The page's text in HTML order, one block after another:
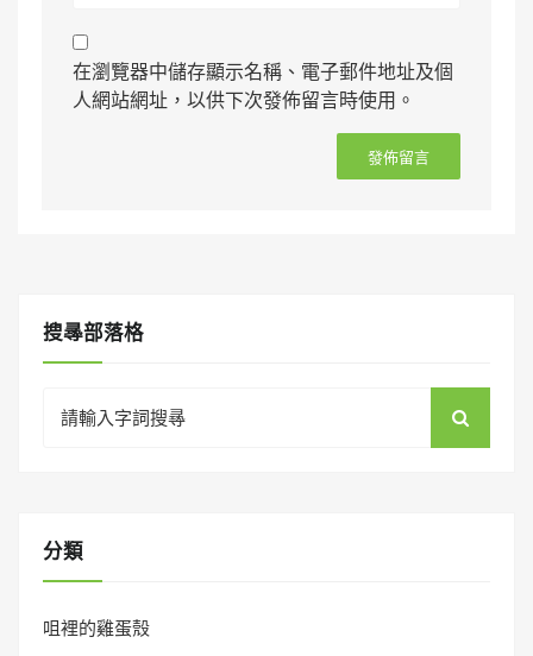
在瀏覽器中儲存顯示名稱、電子郵件地址及個
人網站網址，以供下次發佈留言時使用。
搜㝷部落格
for:
分類
咀裡的雞蛋殼